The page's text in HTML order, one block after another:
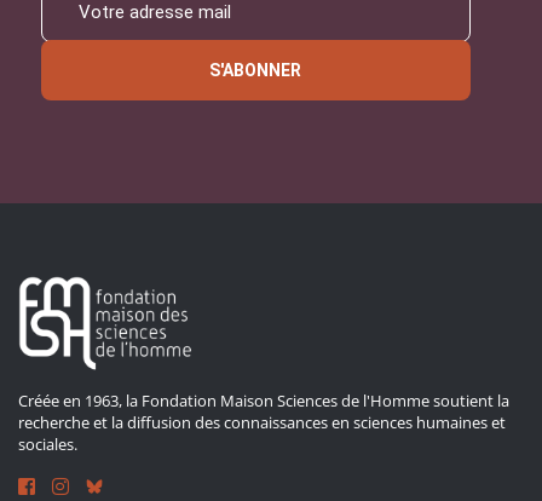
S'ABONNER
Créée en 1963, la Fondation Maison Sciences de l'Homme soutient la
recherche et la diffusion des connaissances en sciences humaines et
sociales.